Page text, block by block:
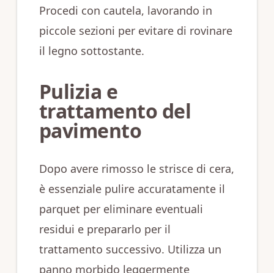
Procedi con cautela, lavorando in
piccole sezioni per evitare di rovinare
il legno sottostante.
Pulizia e
trattamento del
pavimento
Dopo avere rimosso le strisce di cera,
è essenziale pulire accuratamente il
parquet per eliminare eventuali
residui e prepararlo per il
trattamento successivo. Utilizza un
panno morbido leggermente